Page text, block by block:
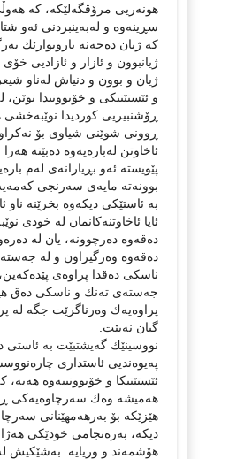
هونەریی مرۆڤگەلێكە، كە
سڕینەوە و لەبەینبردنی ئەو
كە ژیان دەخەنە باروبوارێك
ژیانبوون و ئازار و ئازادیی
ژیان و بوون و دنیاش لەناو
و ئێستێتیكی و خۆبوونیدا نوێن،
ڕۆشنبیریی كوردیدا نوێبەخشی
ڕوونی شوێنی شیاوی بۆ
ئاخاوتن لەبارەیەوە دەبێتە هەرا
پێویستە ئەو بڕیارانەی لەم
بوونەتە مایەی سەرنجی
بە ئاستێكی دیكەوە بخرێنە ناو
ئایا ئاخاوتنەكانمان لە خودی
دەقەوە دەرچوونە، یان لە
دەقەوە وەرگیراون و لە
ناسكی دەقدا پراوەی
جەستەی تەنك و ناسكی دەق
پراوەیەك وەرناگرێت جگە لە
گیان نەبێت.
نووسینێك گەیشتبێت بە ئاستی
پەیوەندیی ئاستداری
ئێستێتیكا و خۆبوونییەوە هەیە،
هەمیشە وەك سەرچاوەیەكی
هێزێكە بۆ بەرهەمهێنانی
دیكە، بەرەنجامی خودێكی
هۆشمەند و وریایە. بەشێكیش